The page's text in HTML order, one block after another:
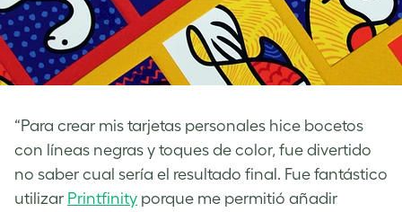
“Para crear mis tarjetas personales hice bocetos
con líneas negras y toques de color, fue divertido
no saber cual sería el resultado final. Fue fantástico
utilizar Printfinity porque me permitió añadir